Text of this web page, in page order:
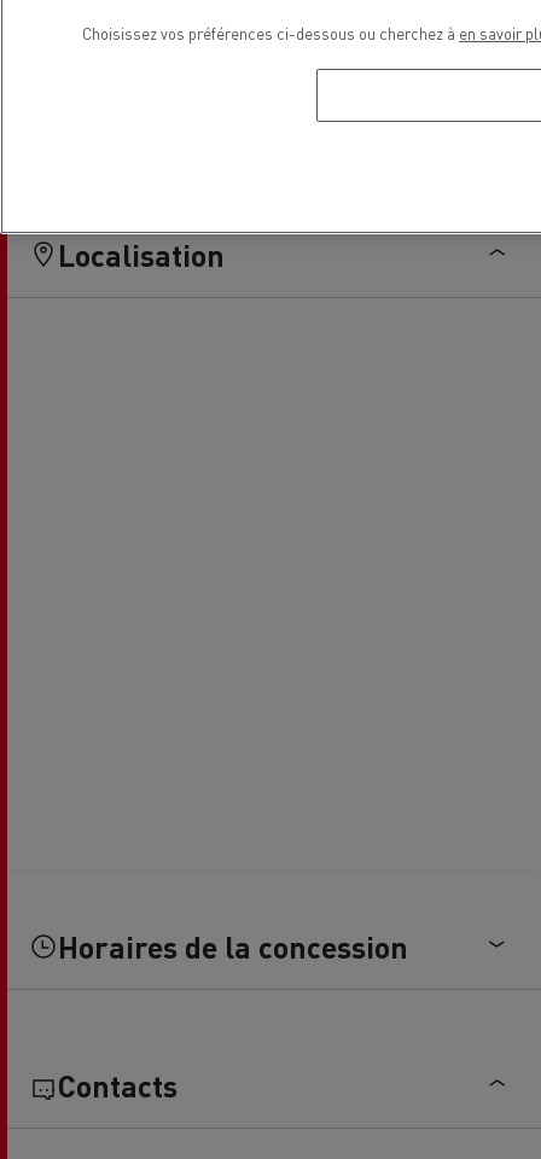
Localisation
Horaires de la concession
Contacts
Choisissez vos préférences ci-dessous ou cherchez à en savoir